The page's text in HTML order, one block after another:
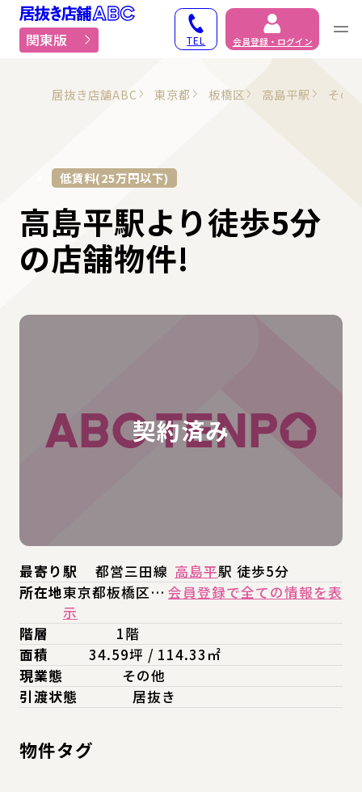
居抜き物件・貸店舗で
関東版 TEL 会員登録・ログイン
居抜き店舗ABC 東京都 板橋区 高島平駅 その
低賃料(25万円以下)
高島平駅より徒歩5分
の店舗物件!
最寄り駅 都営三田線 高島平駅 徒歩5分
所在地東京都板橋区… 会員登録で全ての情報を表
示
階層
1階
面積
34.59坪 / 114.33㎡
現業態
その他
引渡状態
居抜き
物件タグ